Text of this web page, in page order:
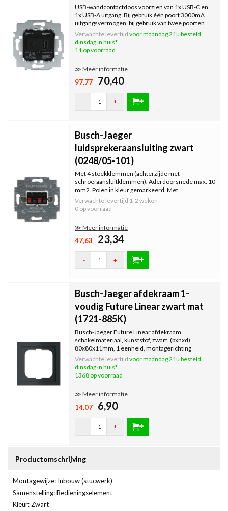
USB-wandcontactdoos voorzien van 1x USB-C en
1x USB-A uitgang. Bij gebruik één poort 3000mA
uitgangsvermogen, bij gebruik van twee poorten
(gelijktijdig) 1500mA uitgangsvermogen per poort.
Verwachte levertijd voor maandag 21u besteld,
dinsdag in huis*
11 op voorraad
≫ Meer informatie
97,77 70,40
- +
Busch-Jaeger
luidsprekeraansluiting zwart
(0248/05-101)
Met 4 steekklemmen (achterzijde met
schroefaansluitklemmen). Aderdoorsnede max. 10
mm2. Polen in kleur gemarkeerd. Met
bevestigingsklauwtjes.
Verwachte levertijd 1-2 weken
0 op voorraad
≫ Meer informatie
47,63 23,34
- +
Busch-Jaeger afdekraam 1-
voudig Future Linear zwart mat
(1721-885K)
Busch-Jaeger Future Linear afdekraam
schakelmateriaal, kunststof, zwart, (bxhxd)
80x80x11mm, 1 eenheid, montagerichting
horizontaal en verticaal geschikt.
Verwachte levertijd voor maandag 21u besteld,
dinsdag in huis*
1368 op voorraad
≫ Meer informatie
14,07 6,90
- +
Productomschrijving
Montagewijze: Inbouw (stucwerk)
Samenstelling: Bedieningselement
Kleur: Zwart